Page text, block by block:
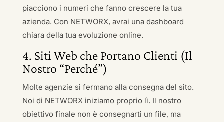
piacciono i numeri che fanno crescere la tua
azienda. Con NETWORX, avrai una dashboard
chiara della tua evoluzione online.
4. Siti Web che Portano Clienti (Il
Nostro “Perché”)
Molte agenzie si fermano alla consegna del sito.
Noi di NETWORX iniziamo proprio lì. Il nostro
obiettivo finale non è consegnarti un file, ma